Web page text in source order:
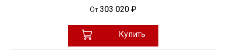
От 303 020 ₽
Купить